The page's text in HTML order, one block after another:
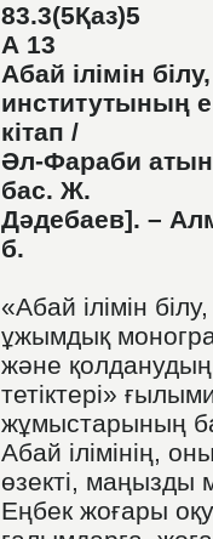
83.3(5Қаз)5
А 13
Абай ілімін
институтының
кітап /
Әл-Фараби
бас. Ж.
Дәдебаев]. –
б.
«Абай ілімін
ұжымдық
және
тетіктері»
жұмыстарының
Абай ілімінің,
өзекті, маңызды
Еңбек жоғары